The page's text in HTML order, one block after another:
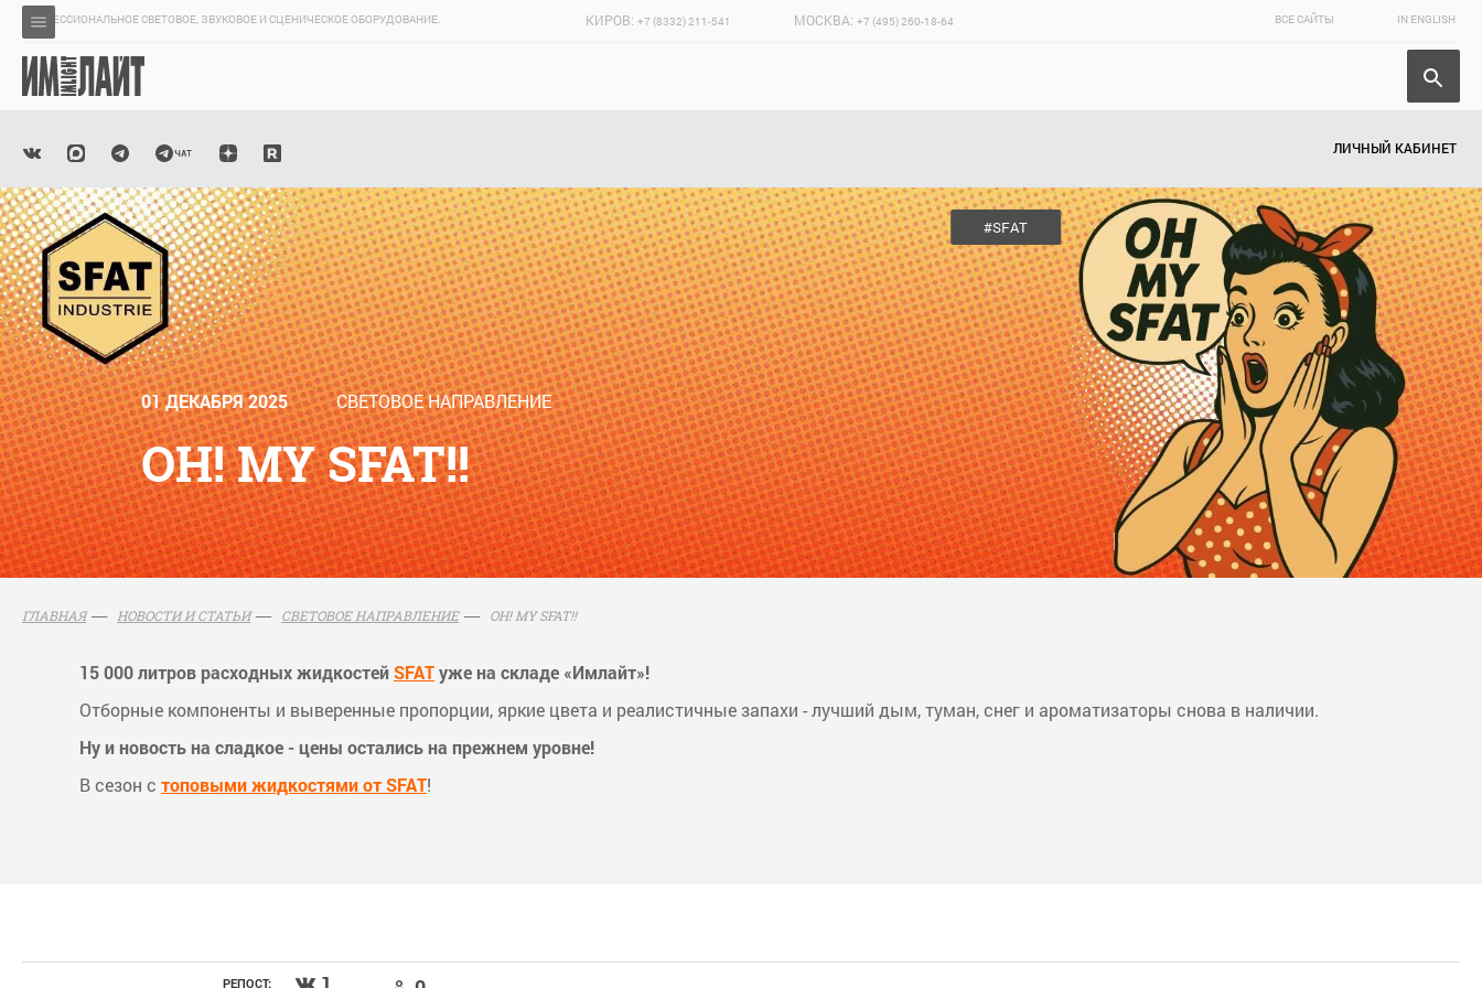
ПРОФЕССИОНАЛЬНОЕ СВЕТОВОЕ, ЗВУКОВОЕ И СЦЕНИЧЕСКОЕ ОБОРУДОВАНИЕ. КИРОВ: +7 (8332) 211-541 МОСКВА: +7 (495) 260-18-64 ВСЕ САЙТЫ IN ENGLISH
ЛИЧНЫЙ КАБИНЕТ
01 ДЕКАБРЯ 2025 СВЕТОВОЕ НАПРАВЛЕНИЕ
OH! MY SFAT!!
#SFAT
ГЛАВНАЯ НОВОСТИ И СТАТЬИ СВЕТОВОЕ НАПРАВЛЕНИЕ OH! MY SFAT!!
15 000 литров расходных жидкостейSFATуже на складе «Имлайт»!
Отборные компоненты и выверенные пропорции, яркие цвета и реалистичные запахи - лучший дым, туман, снег и ароматизаторы снова в наличии.
Ну и новость на сладкое - цены остались на прежнем уровне!
В сезон с топовыми жидкостями от SFAT!
РЕПОСТ: